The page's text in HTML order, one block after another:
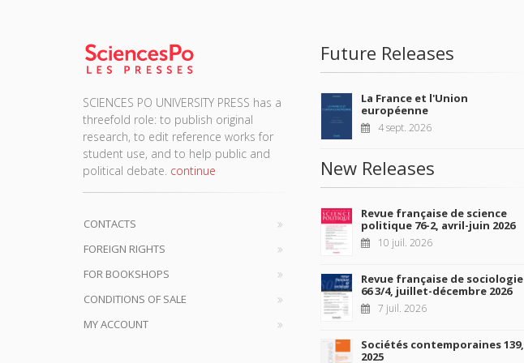
SCIENCES PO UNIVERSITY PRESS has a
threefold role: to publish original
research, to edit reference works for
student use, and to help public and
political debate. continue
CONTACTS
FOREIGN RIGHTS
FOR BOOKSHOPS
CONDITIONS OF SALE
MY ACCOUNT
Future Releases
La France et l'Union
européenne
4 sept. 2026
New Releases
Revue française de science
politique 76-2, avril-juin 2026
10 juil. 2026
Revue française de sociologie
66 3/4, juillet-décembre 2026
7 juil. 2026
Sociétés contemporaines 139,
2025